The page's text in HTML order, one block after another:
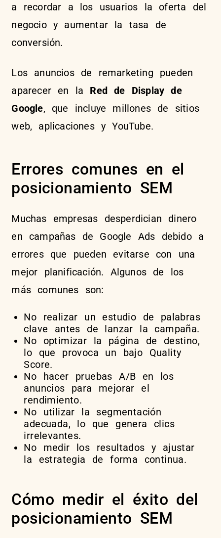
a recordar a los usuarios la oferta del
negocio y aumentar la tasa de
conversión.
Los anuncios de remarketing pueden
aparecer en la Red de Display de
Google, que incluye millones de sitios
web, aplicaciones y YouTube.
Errores comunes en el
posicionamiento SEM
Muchas empresas desperdician dinero
en campañas de Google Ads debido a
errores que pueden evitarse con una
mejor planificación. Algunos de los
más comunes son:
No realizar un estudio de palabras
clave antes de lanzar la campaña.
No optimizar la página de destino,
lo que provoca un bajo Quality
Score.
No hacer pruebas A/B en los
anuncios para mejorar el
rendimiento.
No utilizar la segmentación
adecuada, lo que genera clics
irrelevantes.
No medir los resultados y ajustar
la estrategia de forma continua.
Cómo medir el éxito del
posicionamiento SEM